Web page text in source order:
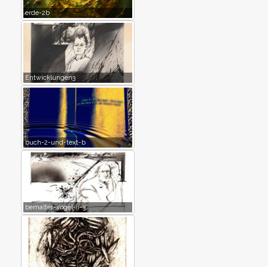
erde-2b
Entwicklungen3
buch-2-und-text-b
bemalter-vogel-ii-3